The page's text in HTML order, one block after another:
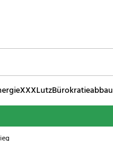
XXXLutzBürokratieabbau